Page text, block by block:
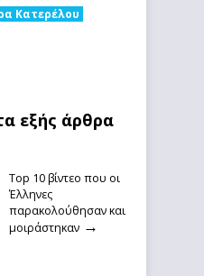
Κατερέλου
εξής άρθρα
Top 10 βίντεο που οι
Έλληνες
παρακολούθησαν και
μοιράστηκαν →